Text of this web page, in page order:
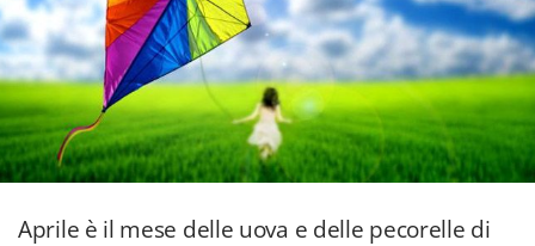
Aprile è il mese delle uova e delle pecorelle di